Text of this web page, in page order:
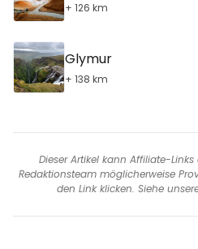
+ 126 km
Glymur
+ 138 km
Dieser Artikel kann Affiliate-
Redaktionsteam möglicherweise
den Link klicken. Siehe